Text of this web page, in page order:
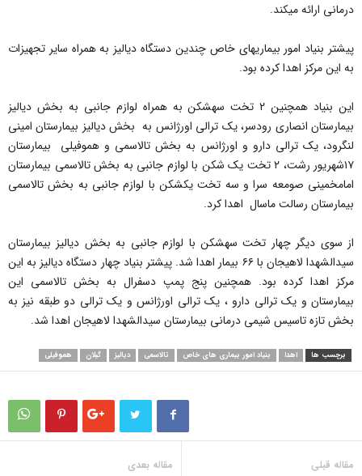
درمانی ارائه می‎کند.
پیشتر بنیاد امور بیماری‎های خاص چندین دستگاه دیالیز به همراه سایر تجهیزات
به این مرکز اهدا کرده بود.
این بنیاد همچنین ۲ تخت سه‎شکن به همراه لوازم جانبی به بخش دیالیز
بیمارستان انصاری رودسر، یک ترالی اورژانس به بخش دیالیز بیمارستان امینی
لنگرود، یک ترالی دارو و اورژانس به بخش تالاسمی و هموفیلی بیمارستان
۱۷شهریور رشت، ۲ تخت یک شکن با لوازم جانبی به بخش تالاسمی بیمارستان
امام‎خمینی صومعه سرا و سه تخت یک‎شکن با لوازم جانبی به بخش تالاسمی
بیمارستان رسالت ماسال اهدا کرد.
از سوی دیگر چهار تخت سه‎شکن با لوازم جانبی به بخش دیالیز بیمارستان
سیدالشهدا لاهیجان با ۶۶ بیمار اهدا شد. پیشتر بنیاد چهار دستگاه دیالیز به این
مرکز اهدا کرده بود. همچنین پنج پمپ دسفرال به بخش تالاسمی این
بیمارستان و یک ترالی دارو ، یک ترالی اورژانس و یک ترالی دو طبقه نیز به
بخش تازه تاسیس شیمی درمانی بیمارستان سیدالشهدا لاهیجان اهدا شد.
برچسب ها اهدا بنیاد امور بیماری های خاص تالاسمی دیالیز گیلان هموفیلی
مقاله قبلی مقاله بعدی